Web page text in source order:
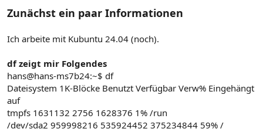
Zunächst ein paar Informationen
Ich arbeite mit Kubuntu 24.04 (noch).
df zeigt mir Folgendes
hans@hans-ms7b24:~$ df
Dateisystem 1K-Blöcke Benutzt Verfügbar Verw% Eingehängt
auf
tmpfs 1631132 2756 1628376 1% /run
/dev/sda2 959998216 535924452 375234844 59% /